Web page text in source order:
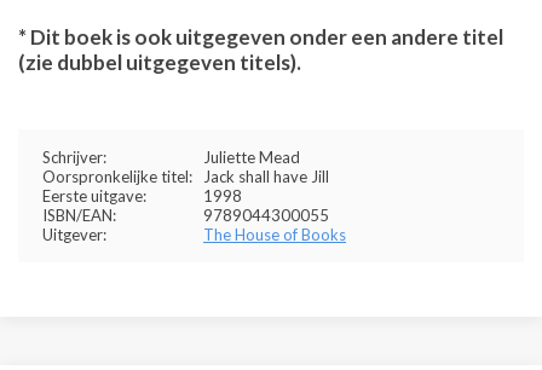
* Dit boek is ook uitgegeven onder een andere titel
(zie dubbel uitgegeven titels).
Schrijver:
Juliette Mead
Oorspronkelijke titel:
Jack shall have Jill
Eerste uitgave:
1998
ISBN/EAN:
9789044300055
Uitgever:
The House of Books